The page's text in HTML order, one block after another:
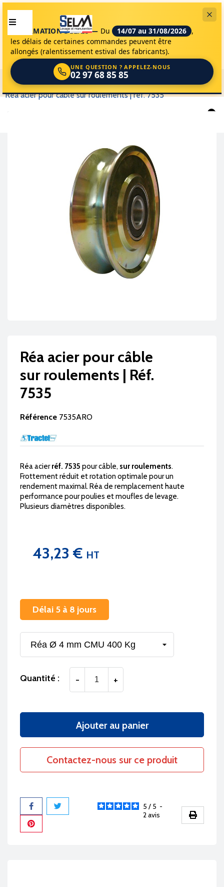
INFORMATION DÉLAIS — Du 14/07 au 31/08/2026 ,
les délais de certaines commandes peuvent être
allongés (ralentissement estival des fabricants).
UNE QUESTION ? APPELEZ-NOUS
02 97 68 85 85
0
selm accessoires de levage poulies
reas
réa acier pour câble sur roulements | réf. 7535
Réa acier pour câble
sur roulements | Réf.
7535
Référence 7535ARO
Réa acierréf. 7535 pour câble, sur roulements.
Frottement réduit et rotation optimale pour un
rendement maximal. Réa de remplacement haute
performance pour poulies et moufles de levage.
Plusieurs diamètres disponibles.
43,23 € HT
Délai 5 à 8 jours
Quantité : - +
Ajouter au panier
Contactez-nous sur ce produit
Partager
5 / 5 -
2avis